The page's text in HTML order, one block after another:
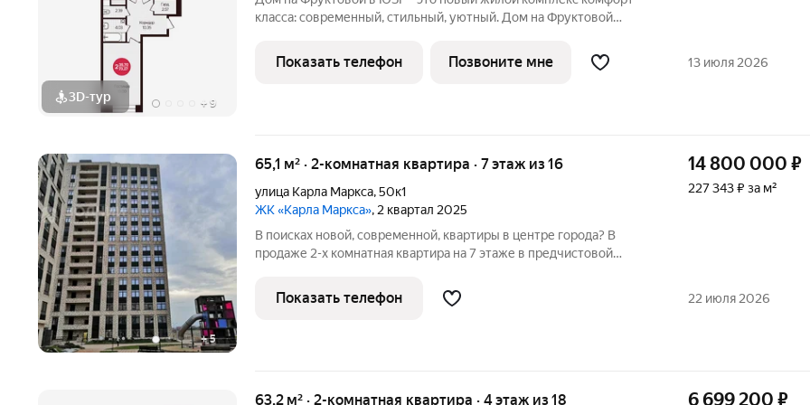
3D-тур + 9
класса: современный, стильный, уютный. Дом на Фруктовой
расположением, развитой инфраструктурой, продуманной
архитектурой и инженерным
Показать телефон Позвоните мне 13 июля 2026
+5
65,1 м² · 2-комнатная квартира · 7 этаж из 16
улица Карла Маркса,50к1
ЖК «Карла Маркса», 2 квартал 2025
В поисках новой, современной, квартиры в центре города? В
продаже 2-х комнатная квартира на 7 этаже в предчистовой
центре Чебоксар! Дополнительно в продаже есть кладовая
комната. Закрытый
14 800 000 ₽
227 343 ₽ за м²
Показать телефон 22 июля 2026
63,2 м² · 2-комнатная квартира · 4 этаж из 18 6 699 200 ₽